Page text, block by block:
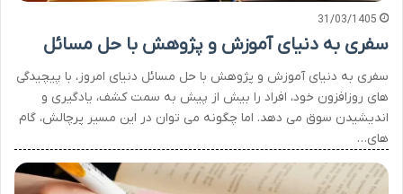
31/03/1405
سفری به دنیای آموزش و پژوهش با حل مسائل
سفری به دنیای آموزش و پژوهش با حل مسائل دنیای امروز، با پیچیدگی
های روزافزون خود، افراد را بیش از پیش به سمت کشف، یادگیری و
اندیشیدن سوق می دهد. اما چگونه می توان در این مسیر پرچالش، گام
های…